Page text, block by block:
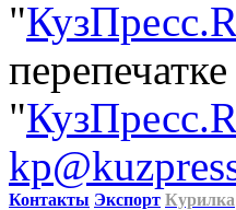
"
"
Контакты Экспорт Курилка